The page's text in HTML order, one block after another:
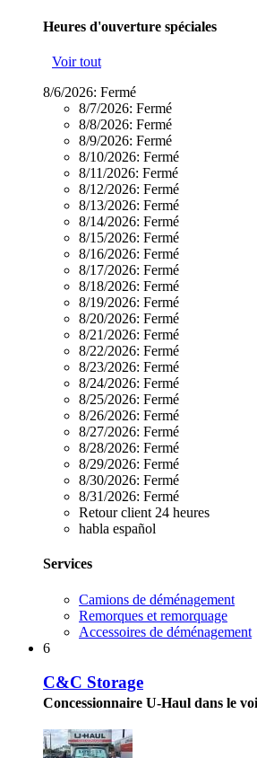
Heures d'ouverture spéciales
Voir tout
8/6/2026: Fermé
8/7/2026: Fermé
8/8/2026: Fermé
8/9/2026: Fermé
8/10/2026: Fermé
8/11/2026: Fermé
8/12/2026: Fermé
8/13/2026: Fermé
8/14/2026: Fermé
8/15/2026: Fermé
8/16/2026: Fermé
8/17/2026: Fermé
8/18/2026: Fermé
8/19/2026: Fermé
8/20/2026: Fermé
8/21/2026: Fermé
8/22/2026: Fermé
8/23/2026: Fermé
8/24/2026: Fermé
8/25/2026: Fermé
8/26/2026: Fermé
8/27/2026: Fermé
8/28/2026: Fermé
8/29/2026: Fermé
8/30/2026: Fermé
8/31/2026: Fermé
Retour client 24 heures
habla español
Services
Camions de déménagement
Remorques et remorquage
Accessoires de déménagement
6
C&C Storage
Concessionnaire U-Haul dans le